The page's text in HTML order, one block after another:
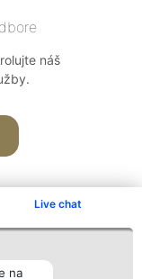
Live chat
na
náš
Kontakt